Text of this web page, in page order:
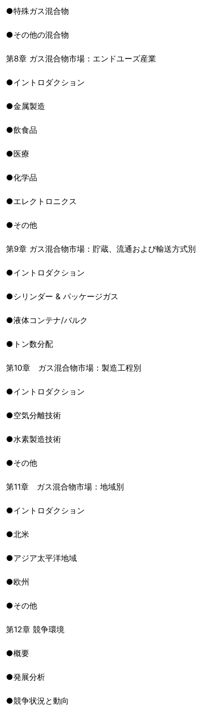
●特殊ガス混合物
●その他の混合物
第8章 ガス混合物市場：エンドユーズ産業
●イントロダクション
●金属製造
●飲食品
●医療
●化学品
●エレクトロニクス
●その他
第9章 ガス混合物市場：貯蔵、流通および輸送方式別
●イントロダクション
●シリンダー & パッケージガス
●液体コンテナ/バルク
●トン数分配
第10章 ガス混合物市場：製造工程別
●イントロダクション
●空気分離技術
●水素製造技術
●その他
第11章 ガス混合物市場：地域別
●イントロダクション
●北米
●アジア太平洋地域
●欧州
●その他
第12章 競争環境
●概要
●発展分析
●競争状況と動向